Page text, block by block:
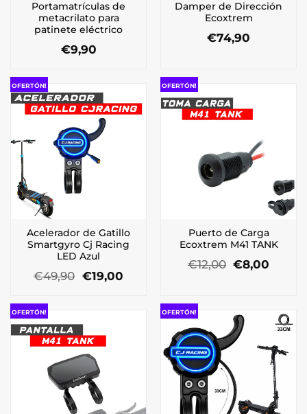
Portamatrículas de
metacrilato para
patinete eléctrico
€9,90
Damper de Dirección
Ecoxtrem
€74,90
OFERTÓN!
Acelerador de Gatillo
Smartgyro Cj Racing
LED Azul
€49,90 El
€49,90.
€19,00El
€19,00.
OFERTÓN!
Puerto de Carga
Ecoxtrem M41 TANK
€12,00 El
€8,00
€8,00.
OFERTÓN! OFERTÓN!